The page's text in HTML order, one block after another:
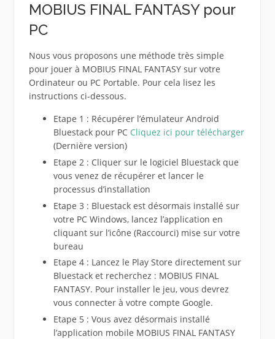
MOBIUS FINAL FANTASY pour
PC
Nous vous proposons une méthode très simple
pour jouer à MOBIUS FINAL FANTASY sur votre
Ordinateur ou PC Portable. Pour cela lisez les
instructions ci-dessous.
Etape 1 : Récupérer l’émulateur Android
Bluestack pour PC Cliquez ici pour télécharger
(Dernière version)
Etape 2 : Cliquer sur le logiciel Bluestack que
vous venez de récupérer et lancer le
processus d’installation
Etape 3 : Bluestack est désormais installé sur
votre PC Windows, lancez l’application en
cliquant sur l’icône (Raccourci) mise sur votre
bureau
Etape 4 : Lancez le Play Store directement sur
Bluestack et recherchez : MOBIUS FINAL
FANTASY. Pour installer le jeu, vous devrez
vous connecter à votre compte Google.
Etape 5 : Vous avez désormais installé
l’application mobile MOBIUS FINAL FANTASY